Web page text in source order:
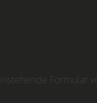
Formular